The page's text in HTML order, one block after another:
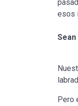
esos
Pero